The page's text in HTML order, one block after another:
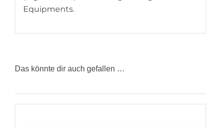
Equipments.
Das könnte dir auch gefallen …